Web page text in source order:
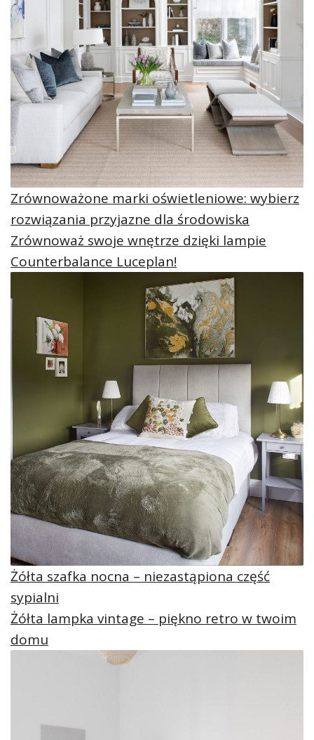
Zrównoważone marki oświetleniowe: wybierz
rozwiązania przyjazne dla środowiska
Zrównoważ swoje wnętrze dzięki lampie
Counterbalance Luceplan!
Żółta szafka nocna – niezastąpiona część
sypialni
Żółta lampka vintage – piękno retro w twoim
domu